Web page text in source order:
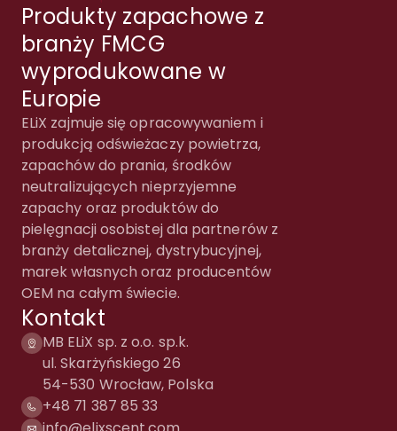
Produkty zapachowe z
branży FMCG
wyprodukowane w
Europie
ELiX zajmuje się opracowywaniem i
produkcją odświeżaczy powietrza,
zapachów do prania, środków
neutralizujących nieprzyjemne
zapachy oraz produktów do
pielęgnacji osobistej dla partnerów z
branży detalicznej, dystrybucyjnej,
marek własnych oraz producentów
OEM na całym świecie.
Kontakt
MB ELiX sp. z o.o. sp.k.
ul. Skarżyńskiego 26
54-530 Wrocław, Polska
+48 71 387 85 33